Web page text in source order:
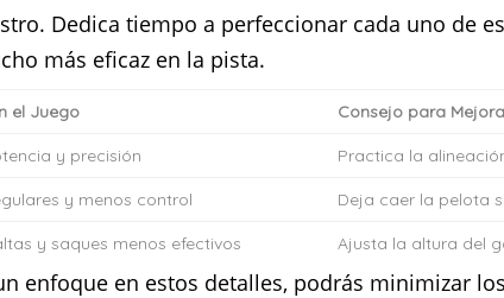
Dedica tiempo a perfeccionar cada uno de
más eficaz en la pista.
el Juego Consejo para
y precisión Practica la
y menos control Deja caer la pelota
y saques menos efectivos Ajusta la altura del
enfoque en estos detalles, podrás minimizar